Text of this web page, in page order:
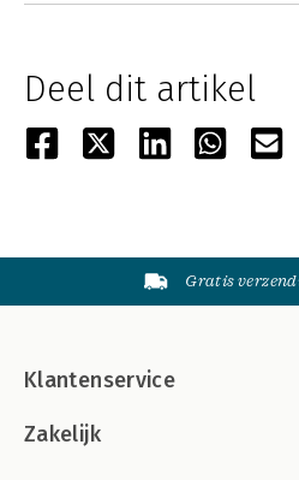
Deel dit artikel
Gratis
Klantenservice
Zakelijk